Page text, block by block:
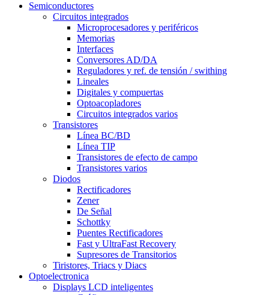
Semiconductores
Circuitos integrados
Microprocesadores y periféricos
Memorias
Interfaces
Conversores AD/DA
Reguladores y ref. de tensión / swithing
Lineales
Digitales y compuertas
Optoacopladores
Circuitos integrados varios
Transistores
Línea BC/BD
Línea TIP
Transistores de efecto de campo
Transistores varios
Diodos
Rectificadores
Zener
De Señal
Schottky
Puentes Rectificadores
Fast y UltraFast Recovery
Supresores de Transitorios
Tiristores, Triacs y Diacs
Optoelectronica
Displays LCD inteligentes